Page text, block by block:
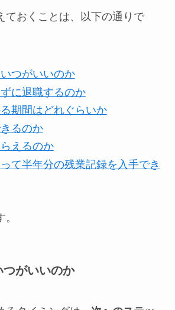
ておくことは、以下の通りで
つがいいのか
に退職するのか
期間はどれぐらいか
るのか
えるのか
て半年分の残業記録を入手でき
がいいのか